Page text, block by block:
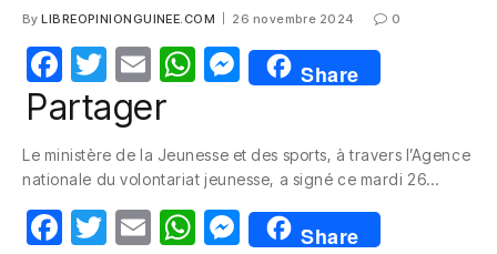
By LIBREOPINIONGUINEE.COM 26 novembre 2024 0
F
a
e
b
o
T
w
itt
er
E
m
W
s
A
p
M
e
e
n
g
Share
Partager
Le ministère de la Jeunesse et des sports, à travers l’Agence
nationale du volontariat jeunesse, a signé ce mardi 26…
F
T
E
W M
Share